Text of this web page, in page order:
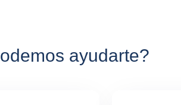
ayudarte?